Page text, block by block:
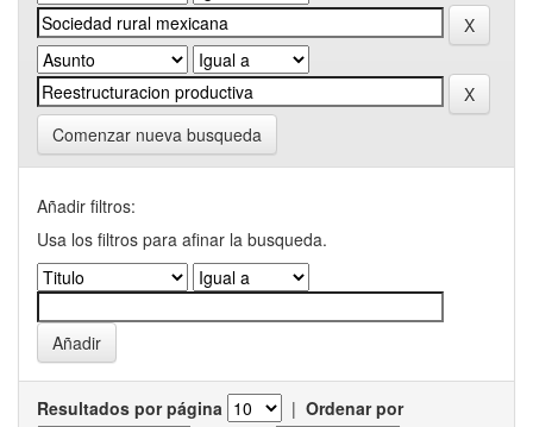
Comenzar nueva busqueda
Añadir filtros:
Usa los filtros para afinar la busqueda.
Resultados por página | Ordenar por